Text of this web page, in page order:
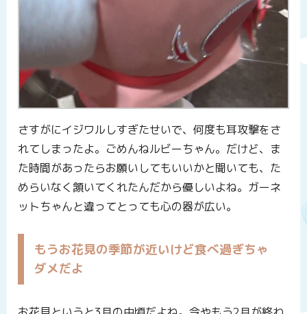
さすがにイジワルしすぎたせいで、何度も耳攻撃をさ
れてしまったよ。ごめんねルビーちゃん。だけど、ま
た時間があったらお願いしてもいいかと聞いても、た
めらいなく頷いてくれたんだから優しいよね。ガーネ
ットちゃんと違ってとっても心の器が広い。
もうお花見の季節が近いけど食べ過ぎちゃ
ダメだよ